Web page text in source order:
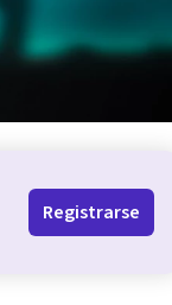
Registrarse